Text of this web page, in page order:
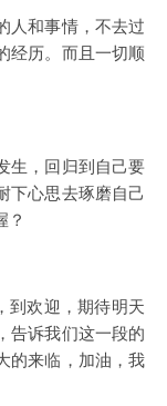
人和事情，不去过
经历。而且一切顺
生，回归到自己要
下心思去琢磨自己
？
到欢迎，期待明天
告诉我们这一段的
的来临，加油，我